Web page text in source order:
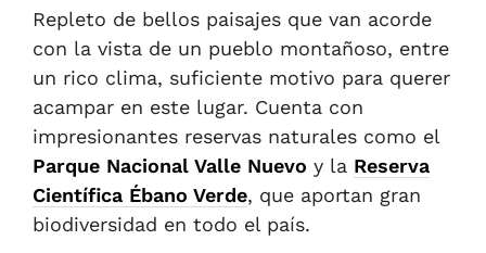
Repleto de bellos paisajes que van acorde
con la vista de un pueblo montañoso, entre
un rico clima, suficiente motivo para querer
acampar en este lugar. Cuenta con
impresionantes reservas naturales como el
Parque Nacional Valle Nuevo y la Reserva
Científica Ébano Verde, que aportan gran
biodiversidad en todo el país.